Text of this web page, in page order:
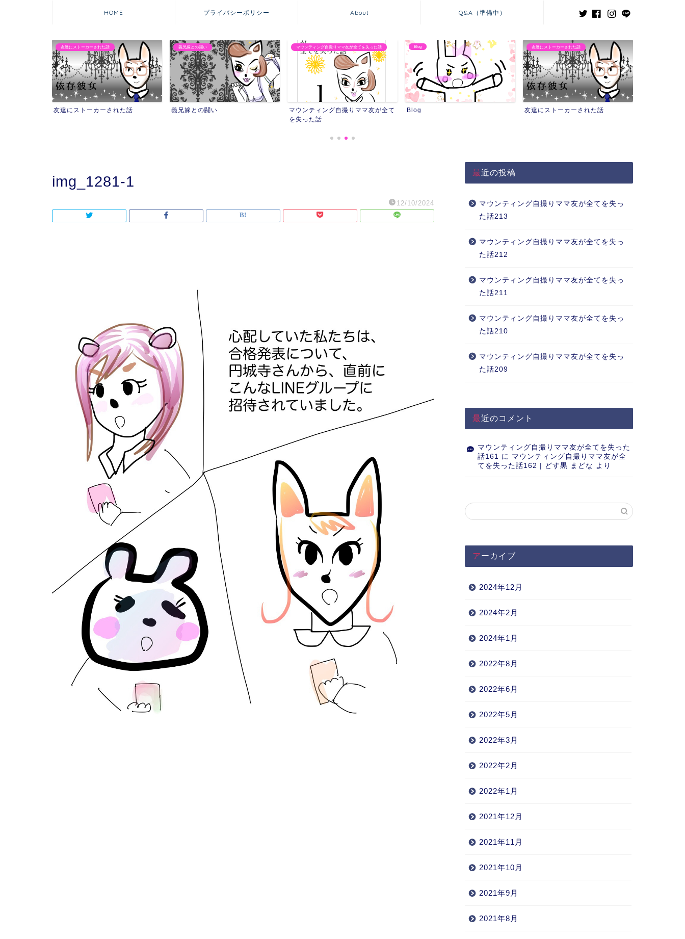
HOME プライバシーポリシー About Q&A（準備中）
友達にストーカーされた話
友達にストーカーされた話
義兄嫁との闘い
義兄嫁との闘い
マウンティング自撮りママ友が全てを失った話
マウンティング自撮りママ友が全て
を失った話
Blog
Blog
友達にストーカーされた話
友達にストーカーされた話
img_1281-1
12/10/2024
最近の投稿
マウンティング自撮りママ友が全てを失っ
た話213
マウンティング自撮りママ友が全てを失っ
た話212
マウンティング自撮りママ友が全てを失っ
た話211
マウンティング自撮りママ友が全てを失っ
た話210
マウンティング自撮りママ友が全てを失っ
た話209
最近のコメント
マウンティング自撮りママ友が全てを失った
話161 に マウンティング自撮りママ友が全
てを失った話162 | どす黒 まどな より
アーカイブ
2024年12月
2024年2月
2024年1月
2022年8月
2022年6月
2022年5月
2022年3月
2022年2月
2022年1月
2021年12月
2021年11月
2021年10月
2021年9月
2021年8月